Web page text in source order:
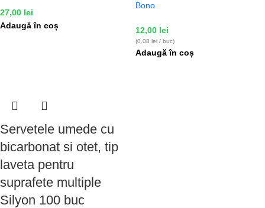
27,00 lei
Adaugă în coș
Bono
12,00 lei
(0,08 lei / buc)
Adaugă în coș
Servetele umede cu
bicarbonat si otet, tip
laveta pentru
suprafete multiple
Silyon 100 buc